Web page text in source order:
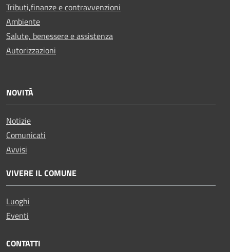
Tributi,finanze e contravvenzioni
Ambiente
Salute, benessere e assistenza
Autorizzazioni
NOVITÀ
Notizie
Comunicati
Avvisi
VIVERE IL COMUNE
Luoghi
Eventi
CONTATTI